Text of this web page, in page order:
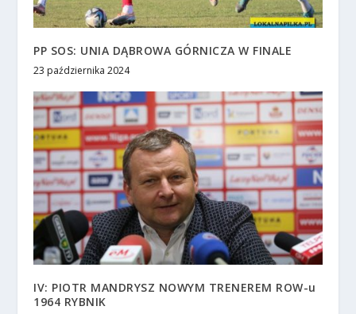
PP SOS: UNIA DĄBROWA GÓRNICZA W FINALE
23 października 2024
IV: PIOTR MANDRYSZ NOWYM TRENEREM ROW-u
1964 RYBNIK